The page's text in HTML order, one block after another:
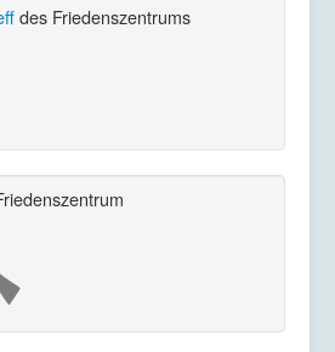
des Friedenszentrums